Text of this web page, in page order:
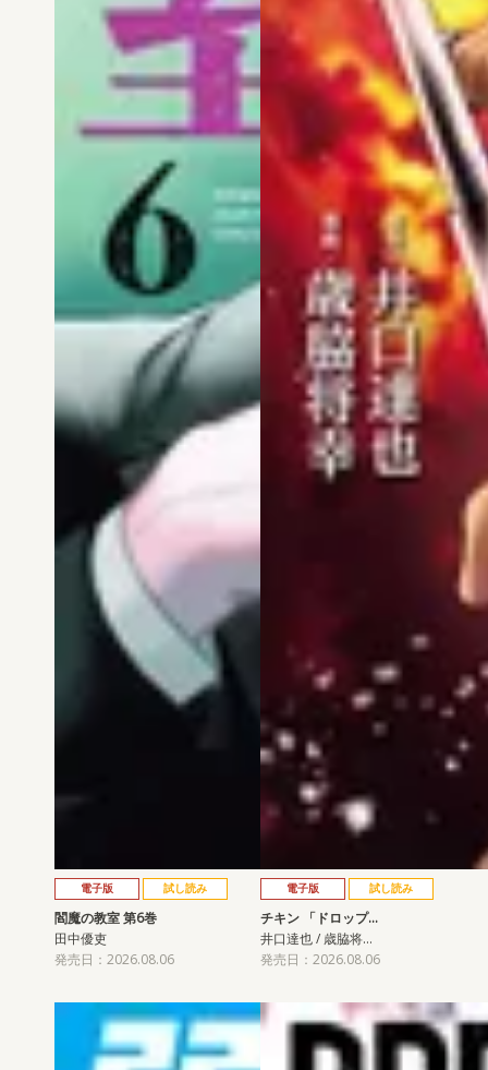
電子版 試し読み
閻魔の教室 第6巻
田中優吏
発売日：2026.08.06
電子版 試し読み
チキン 「ドロップ…
井口達也 / 歳脇将…
発売日：2026.08.06